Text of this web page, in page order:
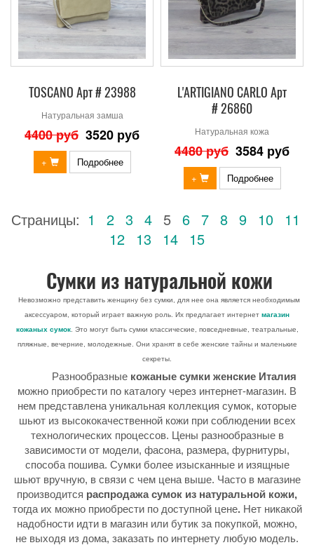
TOSCANO Арт # 23988
Натуральная замша
4400 руб 3520 руб
+ Подробнее
L'ARTIGIANO CARLO Арт
# 26860
Натуральная кожа
4480 руб 3584 руб
+ Подробнее
Страницы: 1 2 3 4 5 6 7 8 9 10
11
12
13 14 15
Сумки из натуральной кожи
Невозможно представить женщину без сумки, для нее она является необходимым
аксессуаром, который играет важную роль. Их предлагает интернет магазин
кожаных сумок. Это могут быть сумки классические, повседневные, театральные,
пляжные, вечерние, молодежные. Они хранят в себе женские тайны и маленькие
секреты.
Разнообразные кожаные сумки женские Италия
можно приобрести по каталогу через интернет-магазин. В
нем представлена уникальная коллекция сумок, которые
шьют из высококачественной кожи при соблюдении всех
технологических процессов. Цены разнообразные в
зависимости от модели, фасона, размера, фурнитуры,
способа пошива. Сумки более изысканные и изящные
шьют вручную, в связи с чем цена выше. Часто в магазине
производится распродажа сумок из натуральной кожи,
тогда их можно приобрести по доступной цене. Нет никакой
надобности идти в магазин или бутик за покупкой, можно,
не выходя из дома, заказать по интернету любую модель.